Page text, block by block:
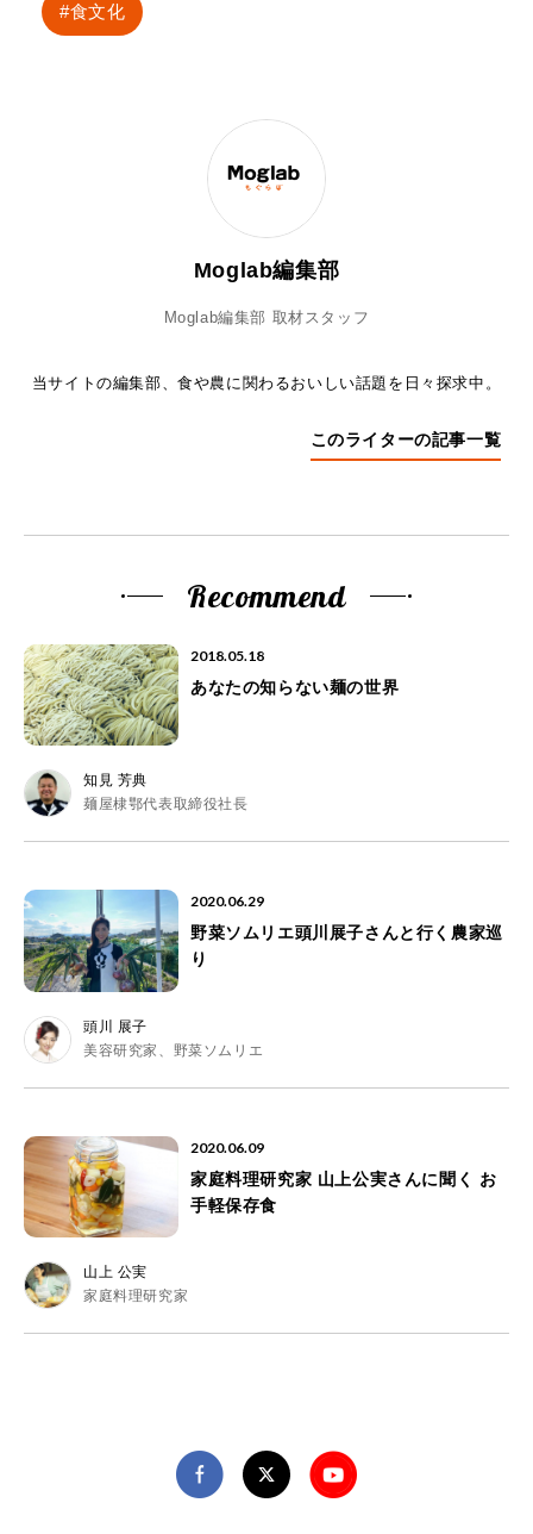
食文化
Moglab編集部
Moglab編集部 取材スタッフ
当サイトの編集部、食や農に関わるおいしい話題を日々探求中。
このライターの記事一覧
Recommend
2018.05.18
あなたの知らない麺の世界
知見 芳典
麺屋棣鄂代表取締役社長
2020.06.29
野菜ソムリエ頭川展子さんと行く農家巡
り
頭川 展子
美容研究家、野菜ソムリエ
2020.06.09
家庭料理研究家 山上公実さんに聞く お
手軽保存食
山上 公実
家庭料理研究家